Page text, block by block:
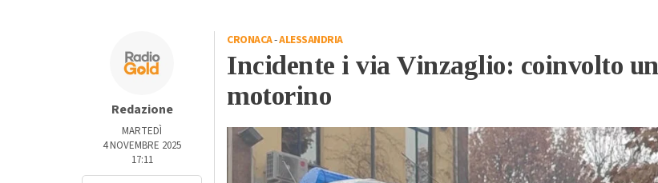
Redazione
MARTEDÌ
4 NOVEMBRE 2025
17:11
CRONACA-ALESSANDRIA
Incidente i via Vinzaglio: coinvolto un
motorino